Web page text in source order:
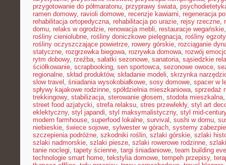
przygotowanie do półmaratonu, przyprawy świata,
ramen domowy, ravioli domowe, recenzje kawiarni, regeneracja
rehabilitacja ortopedyczna, rehabilitacja po urazie, rejsy rzeczne,
domu, relaks w ogrodzie, renowacja mebli, restauracje wegańskie
rośliny cieniolubne, rośliny doniczkowe pielęgnacja, rośliny
rośliny oczyszczające powietrze, rowery górskie, rozciąganie
statyczne, rozgrzewka biegowa, rozrywka domowa, rozwój
rytm dobowy, rzeźba, sałatki sezonowe, sanatoria, sąsiedzkie
ściółkowanie, scrapbooking, sen sportowca, sezonowe owoce,
regionalne, skład produktów, składanie modeli, skrzynka
slow travel , śniadania wysokobiałkowe, sosy domowe, spacer w
spływy kajakowe rodzinne, spółdzielnia mieszkaniowa, sprzedaż
trekkingowy, stabilizacja, sterowanie głosem, stodoła mieszkalna
street food azjatycki, strefa relaksu, stres przewlekły, styl art
eklektyczny, styl japandi, styl maksymalistyczny, styl mid-century
modern farmhouse, superfood lokalne, survival , sushi w domu,
niebieskie, świece sojowe, sylwester w górach, systemy
szczepienia podróżne, szkodniki roślin, szlaki górskie, szlaki
szlaki nadmorskie, szlaki piesze, szlaki rowerowe rodzinne,
tanie noclegi, tapety ścienne, targi śniadaniowe, team building
technologie smart home, tekstylia domowe, tempeh przepisy,